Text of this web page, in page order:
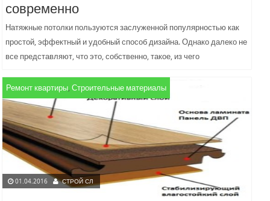
современно
Натяжные потолки пользуются заслуженной популярностью как
простой, эффектный и удобный способ дизайна. Однако далеко не
все представляют, что это, собственно, такое, из чего
Ремонт квартиры,Строительные материалы
01.04.2016 СТРОЙ СЛ